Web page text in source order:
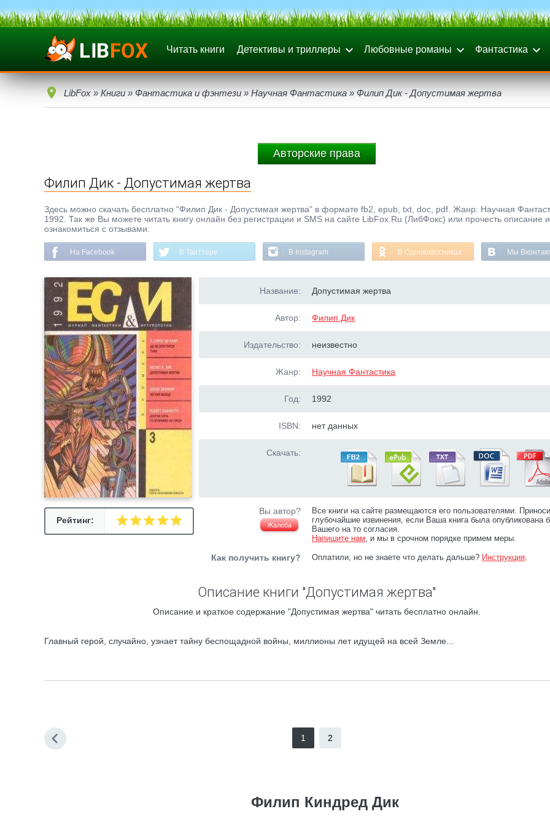
Читать книги Детективы и триллеры Любовные романы Фантастика
LibFox » Книги » Фантастика и фэнтези » Научная Фантастика » Филип Дик - Допустимая жертва
Авторские права
Филип Дик - Допустимая жертва
Здесь можно скачать бесплатно "Филип Дик - Допустимая жертва" в формате fb2, epub, txt, doc, pdf. Жанр: Научная
1992. Так же Вы можете читать книгу онлайн без регистрации и SMS на сайте LibFox.Ru (ЛибФокс) или прочесть описание и
ознакомиться с отзывами.
На Facebook В Твиттере В Instagram В Одноклассниках Мы
Рейтинг:
Название: Допустимая жертва
Автор: Филип Дик
Издательство: неизвестно
Жанр: Научная Фантастика
Год: 1992
ISBN: нет данных
Скачать:
Вы автор?
Жалоба
Все книги на сайте размещаются его пользователями.
глубочайшие извинения, если Ваша книга была опубликована
Вашего на то согласия.
Напишите нам, и мы в срочном порядке примем меры.
Как получить книгу? Оплатили, но не знаете что делать дальше? Инструкция.
Описание книги "Допустимая жертва"
Описание и краткое содержание "Допустимая жертва" читать бесплатно онлайн.
Главный герой, случайно, узнает тайну беспощадной войны, миллионы лет идущей на всей Земле...
1 2
Филип Киндред Дик